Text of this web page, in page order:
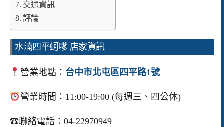
交通資訊
評論
水湳四平蚵嗲 店家資訊
營業地點： 台中市北屯區四平路1號
營業時間：11:00-19:00 (每週三、四公休)
☎聯絡電話：04-22970949